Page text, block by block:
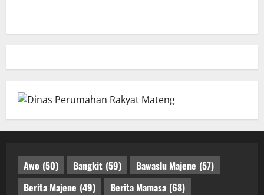
Awo (50) Bangkit (59) Bawaslu Majene (57)
Berita Majene (49) Berita Mamasa (68)